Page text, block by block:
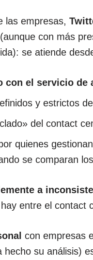
las empresas,
(aunque con más
se atiende
con el servicio de
y estrictos
del contact
quienes
se comparan
a
entre el contact
con empresas
hecho su análisis)